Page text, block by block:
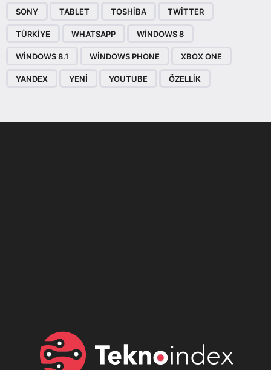
SONY TABLET TOSHIBA TWITTER
TÜRKIYE WHATSAPP WINDOWS 8
WINDOWS 8.1 WINDOWS PHONE XBOX ONE
YANDEX YENI YOUTUBE ÖZELLIK